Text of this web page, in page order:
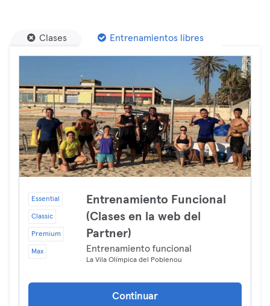
Clases Entrenamientos libres
Essential
Classic
Premium
Max
Entrenamiento Funcional
(Clases en la web del
Partner)
Entrenamiento funcional
La Vila Olímpica del Poblenou
Continuar